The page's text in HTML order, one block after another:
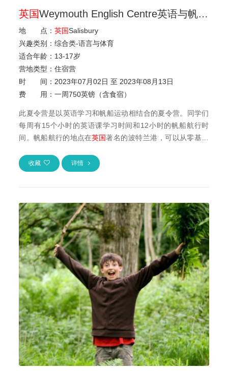
英国Weymouth English Centre英语与帆船夏令营
地 点：英国Salisbury
兴趣类别：综合类-语言与体育
适合年龄： 13-17岁
营地类型：住宿营
时 间： 2023年07月02日 至 2023年08月13日
费 用：一周750英镑（含食宿）
此夏令营是以英语学习和帆船运动相结合的夏令营。同学们
每周有15个小时的英语课学习时间和12小时的帆船航行时
间。帆船航行的地点在英国著名的波特兰港，可以从零基础
收藏 详情